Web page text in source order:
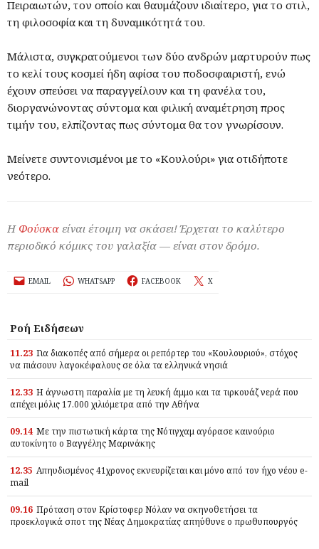
Πειραιωτών, τον οποίο και θαυμάζουν ιδιαίτερο, για το στιλ,
τη φιλοσοφία και τη δυναμικότητά του.
Μάλιστα, συγκρατούμενοι των δύο ανδρών μαρτυρούν πως
το κελί τους κοσμεί ήδη αφίσα του ποδοσφαιριστή, ενώ
έχουν σπεύσει να παραγγείλουν και τη φανέλα του,
διοργανώνοντας σύντομα και φιλική αναμέτρηση προς
τιμήν του, ελπίζοντας πως σύντομα θα τον γνωρίσουν.
Μείνετε συντονισμένοι με το «Κουλούρι» για οτιδήποτε
νεότερο.
Η Φούσκα είναι έτοιμη να σκάσει! Έρχεται το καλύτερο
περιοδικό κόμικς του γαλαξία — είναι στον δρόμο.
EMAIL WHATSAPP FACEBOOK X
Ροή Ειδήσεων
11.23 Για διακοπές από σήμερα οι ρεπόρτερ του «Κουλουριού», στόχος
να πιάσουν λαγοκέφαλους σε όλα τα ελληνικά νησιά
12.33 Η άγνωστη παραλία με τη λευκή άμμο και τα τιρκουάζ νερά που
απέχει μόλις 17.000 χιλιόμετρα από την Αθήνα
09.14 Με την πιστωτική κάρτα της Νότιγχαμ αγόρασε καινούριο
αυτοκίνητο ο Βαγγέλης Μαρινάκης
12.35 Απηυδισμένος 41χρονος εκνευρίζεται και μόνο από τον ήχο νέου e-
mail
09.16 Πρόταση στον Κρίστοφερ Νόλαν να σκηνοθετήσει τα
προεκλογικά σποτ της Νέας Δημοκρατίας απηύθυνε ο πρωθυπουργός